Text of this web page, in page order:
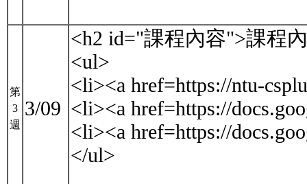
第
3
週
3/09
<h2 id="課程內容">課程
<ul>
<li><a href=https://ntu-
<li><a href=https://
<li><a href=https://
</ul>